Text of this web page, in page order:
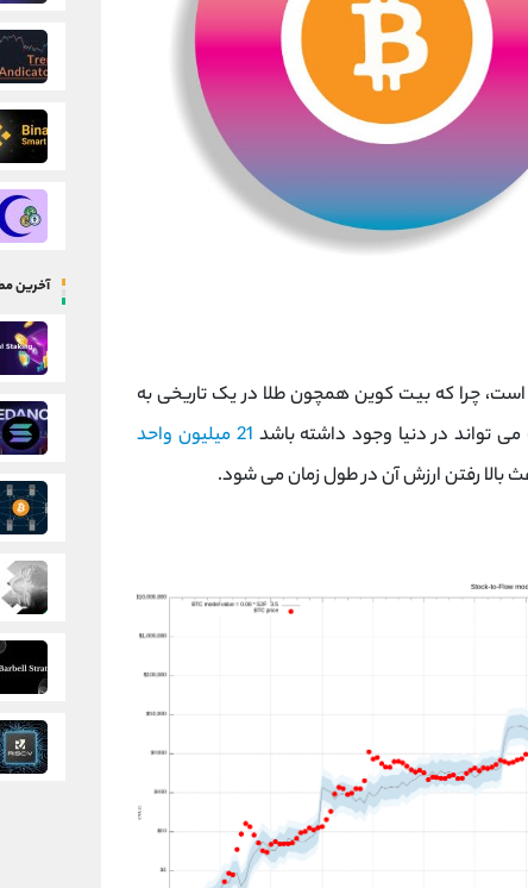
چرا که بیت کوین همچون طلا در یک تاریخی به
تواند در دنیا وجود داشته باشد 21 میلیون واحد
بالا رفتن ارزش آن در طول زمان می شود.
آخرین